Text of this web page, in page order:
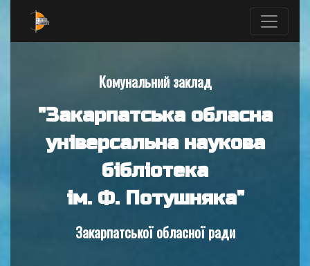
Комунальний заклад
"Закарпатська обласна
універсальна наукова
бібліотека
ім. Ф. Потушняка"
Закарпатської обласної ради